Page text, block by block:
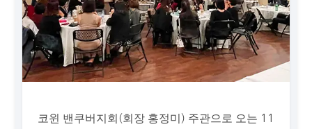
코윈 밴쿠버지회(회장 홍정미) 주관으로 오는 11